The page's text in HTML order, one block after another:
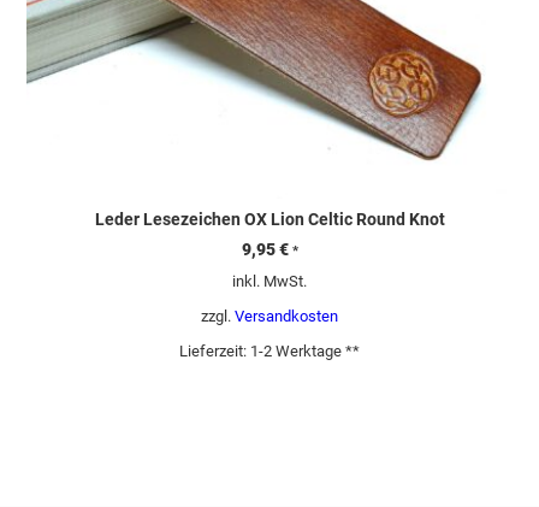
Leder Lesezeichen OX Lion Celtic Round Knot
9,95€ *
inkl. MwSt.
zzgl. Versandkosten
Lieferzeit: 1-2 Werktage **